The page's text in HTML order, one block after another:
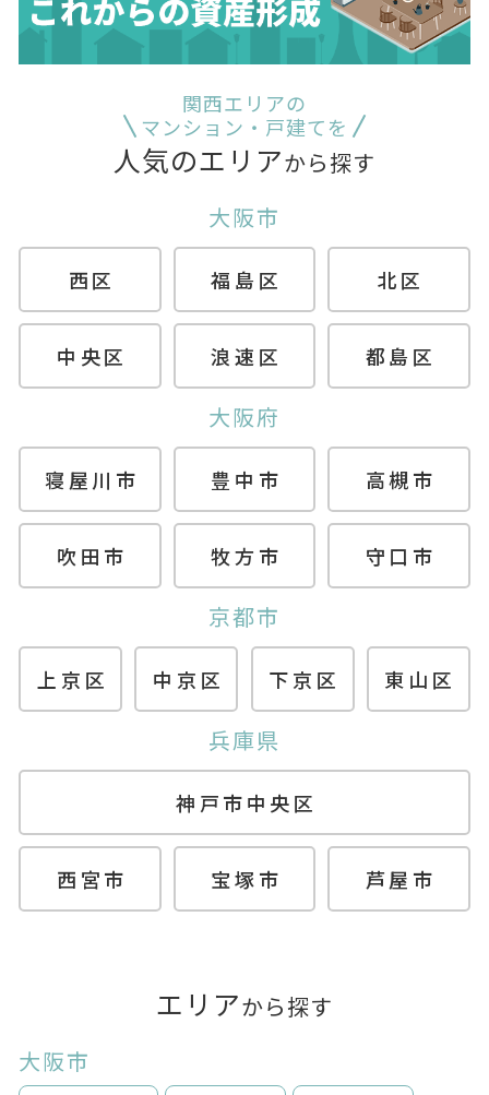
関西エリアの
マンション・戸建てを
人気のエリアから探す
大阪市
西区 福島区 北区
中央区 浪速区 都島区
大阪府
寝屋川市 豊中市 高槻市
吹田市 牧方市 守口市
京都市
上京区 中京区 下京区 東山区
兵庫県
神戸市中央区
西宮市 宝塚市 芦屋市
エリアから探す
大阪市